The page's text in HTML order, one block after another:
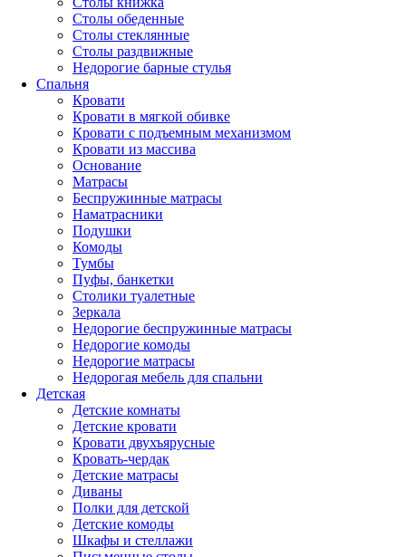
Столы обеденные
Столы стеклянные
Столы раздвижные
Недорогие барные стулья
Спальня
Кровати
Кровати в мягкой обивке
Кровати с подъемным механизмом
Кровати из массива
Основание
Матрасы
Беспружинные матрасы
Наматрасники
Подушки
Комоды
Тумбы
Пуфы, банкетки
Столики туалетные
Зеркала
Недорогие беспружинные матрасы
Недорогие комоды
Недорогие матрасы
Недорогая мебель для спальни
Детская
Детские комнаты
Детские кровати
Кровати двухъярусные
Кровать-чердак
Детские матрасы
Диваны
Полки для детской
Детские комоды
Шкафы и стеллажи